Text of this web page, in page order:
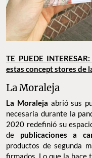
TE PUEDE
estas concept stores de
La Moraleja